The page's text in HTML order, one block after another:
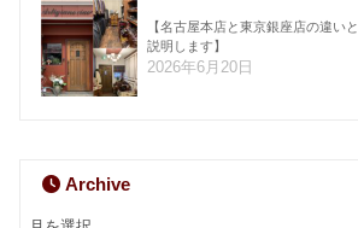
【名古屋本店と東京銀座店の違い
説明します】
2026年6月20日
Archive